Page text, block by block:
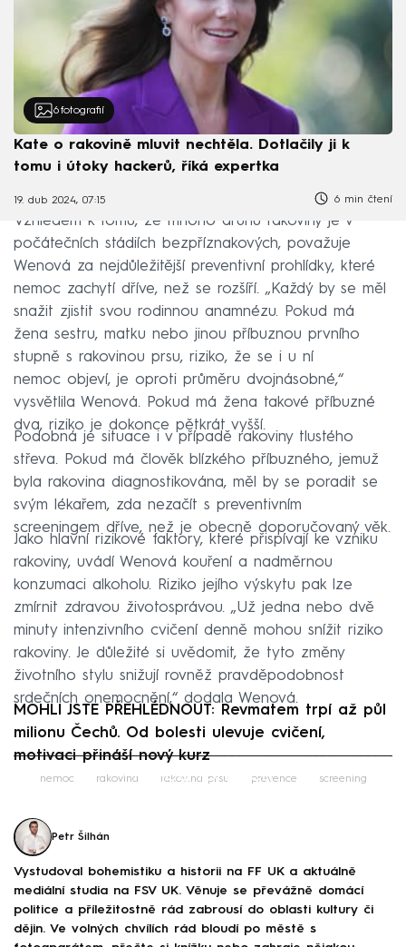
6 fotografií
Kate o rakovině mluvit nechtěla. Dotlačily ji k
tomu i útoky hackerů, říká expertka
19. dub 2024, 07:15 6 min čtení
Vzhledem k tomu, že mnoho druhů rakoviny je v
počátečních stádiích bezpříznakových, považuje
Wenová za nejdůležitější preventivní prohlídky, které
nemoc zachytí dříve, než se rozšíří. „Každý by se měl
snažit zjistit svou rodinnou anamnézu. Pokud má
žena sestru, matku nebo jinou příbuznou prvního
stupně s rakovinou prsu, riziko, že se i u ní
nemoc objeví, je oproti průměru dvojnásobné,“
vysvětlila Wenová. Pokud má žena takové příbuzné
dva, riziko je dokonce pětkrát vyšší.
Podobná je situace i v případě rakoviny tlustého
střeva. Pokud má člověk blízkého příbuzného, jemuž
byla rakovina diagnostikována, měl by se poradit se
svým lékařem, zda nezačít s preventivním
screeningem dříve, než je obecně doporučovaný věk.
Jako hlavní rizikové faktory, které přispívají ke vzniku
rakoviny, uvádí Wenová kouření a nadměrnou
konzumaci alkoholu. Riziko jejího výskytu pak lze
zmírnit zdravou životosprávou. „Už jedna nebo dvě
minuty intenzivního cvičení denně mohou snížit riziko
rakoviny. Je důležité si uvědomit, že tyto změny
životního stylu snižují rovněž pravděpodobnost
srdečních onemocnění,“ dodala Wenová.
MOHLI JSTE PŘEHLÉDNOUT: Revmatem trpí až půl
milionu Čechů. Od bolesti ulevuje cvičení,
motivaci přináší nový kurz
Failed to fetch
nemoc rakovina rakovina prsu prevence screening
Petr Šilhán
Vystudoval bohemistiku a historii na FF UK a aktuálně
mediální studia na FSV UK. Věnuje se převážně domácí
politice a příležitostně rád zabrousí do oblasti kultury či
dějin. Ve volných chvílích rád bloudí po městě s